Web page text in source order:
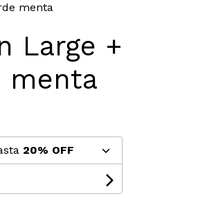
menta
Large +
menta
20% OFF